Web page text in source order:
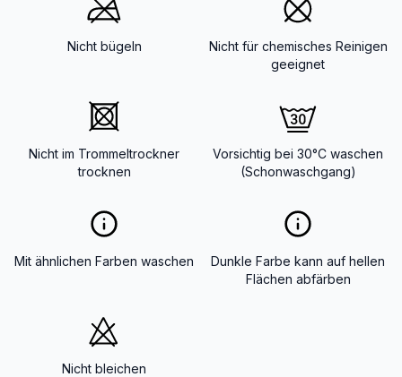
Nicht bügeln
Nicht für chemisches Reinigen
geeignet
Nicht im Trommeltrockner
trocknen
Vorsichtig bei 30°C waschen
(Schonwaschgang)
Mit ähnlichen Farben waschen
Dunkle Farbe kann auf hellen
Flächen abfärben
Nicht bleichen